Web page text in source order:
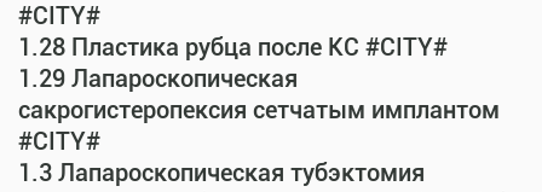
#CITY#
1.28 Пластика рубца после КС #CITY#
1.29 Лапароскопическая
сакрогистеропексия сетчатым имплантом
#CITY#
1.3 Лапароскопическая тубэктомия